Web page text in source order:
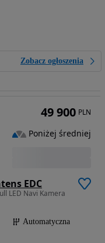
Zobacz ogłoszenia
EDC
LED Navi Kamera
Automatyczna
49 900 PLN
Poniżej średniej